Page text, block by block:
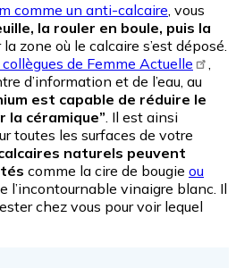
comme un anti-calcaire, vous
la rouler en boule, puis la
la zone où le calcaire s’est déposé.
de Femme Actuelle
,
d’information et de l’eau, au
est capable de réduire le
la céramique”. Il est ainsi
toutes les surfaces de votre
naturels peuvent
comme la cire de bougie ou
l’incontournable vinaigre blanc. Il
chez vous pour voir lequel